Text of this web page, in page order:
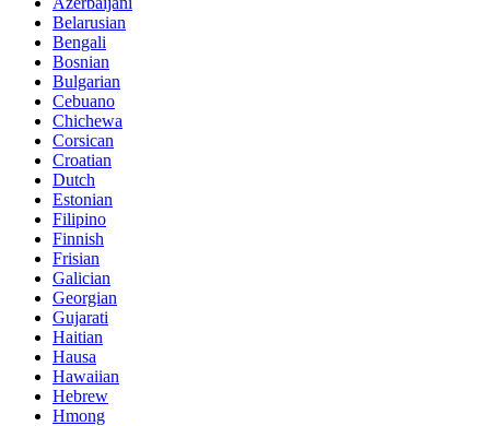
Belarusian
Bengali
Bosnian
Bulgarian
Cebuano
Chichewa
Corsican
Croatian
Dutch
Estonian
Filipino
Finnish
Frisian
Galician
Georgian
Gujarati
Haitian
Hausa
Hawaiian
Hebrew
Hmong